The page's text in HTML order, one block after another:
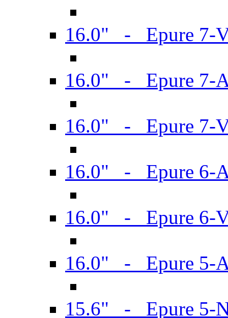
16.0" - Epure 7-
16.0" - Epure 7-
16.0" - Epure 7-
16.0" - Epure 6-
16.0" - Epure 6-
16.0" - Epure 5-
15.6" - Epure 5-